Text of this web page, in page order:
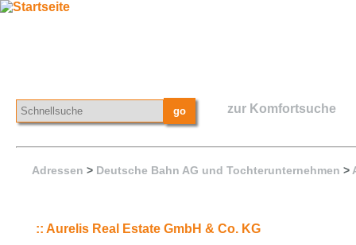
zur Komfortsuche
Adressen > Deutsche Bahn AG und Tochterunternehmen >
:: Aurelis Real Estate GmbH & Co. KG